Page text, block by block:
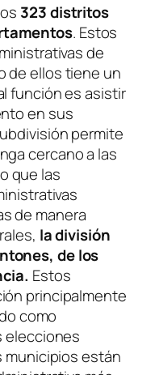
323 distritos
. Estos
de
de ellos tiene un
función es asistir
en sus
permite
cercano a las
que las
de manera
la división
de los
Estos
principalmente
como
elecciones
municipios están